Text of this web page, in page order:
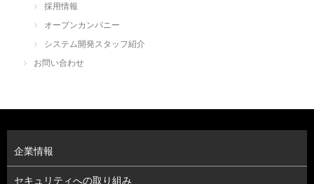
採用情報
オープンカンパニー
システム開発スタッフ紹介
お問い合わせ
企業情報
セキュリティへの取り組み